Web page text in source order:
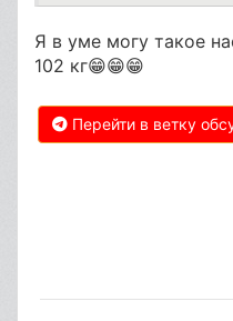
Я в уме могу такое
102 кг😁😁😁
Перейти в ветку